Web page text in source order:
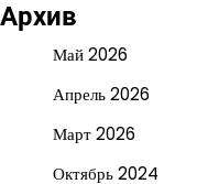
Архив
Май 2026
Апрель 2026
Март 2026
Октябрь 2024